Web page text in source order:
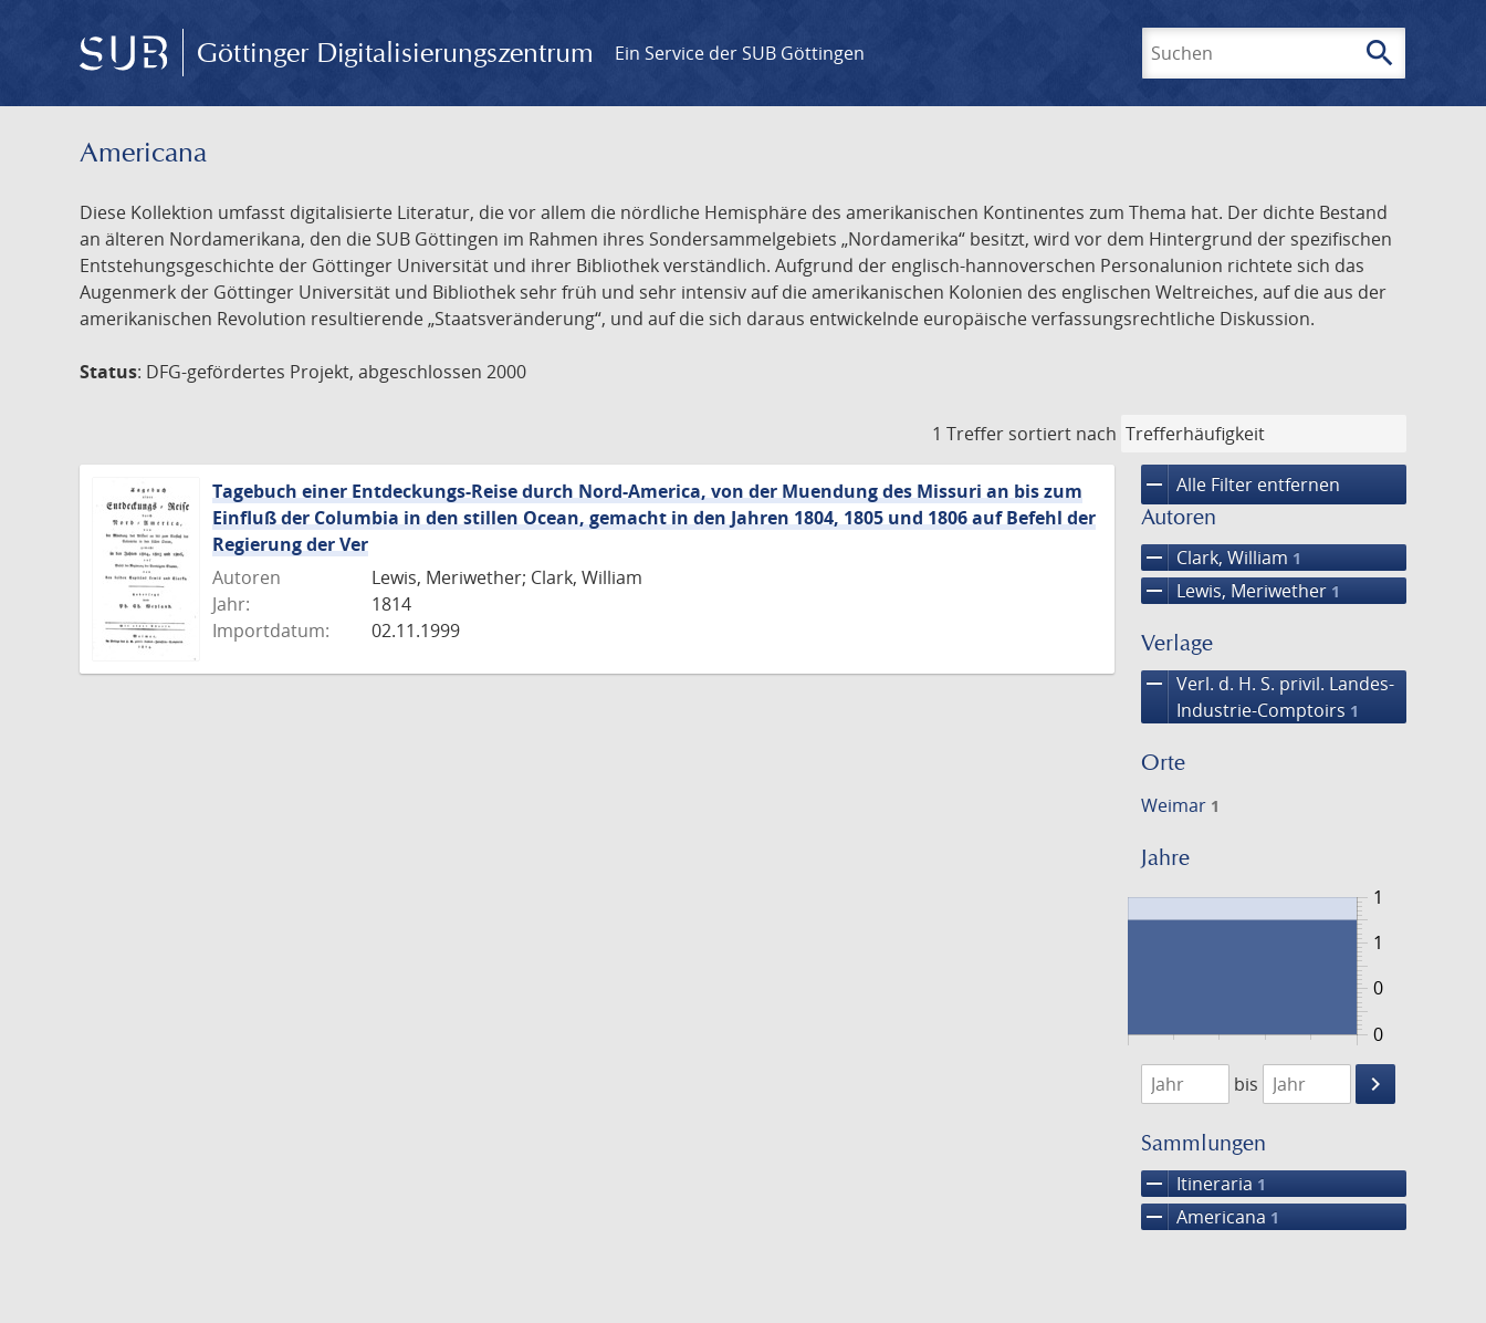
Göttinger Digitalisierungszentrum Ein Service der SUB Göttingen search
Americana
Diese Kollektion umfasst digitalisierte Literatur, die vor allem die nördliche Hemisphäre des amerikanischen Kontinentes zum Thema hat. Der dichte Bestand
an älteren Nordamerikana, den die SUB Göttingen im Rahmen ihres Sondersammelgebiets „Nordamerika“ besitzt, wird vor dem Hintergrund der spezifischen
Entstehungsgeschichte der Göttinger Universität und ihrer Bibliothek verständlich. Aufgrund der englisch-hannoverschen Personalunion richtete sich das
Augenmerk der Göttinger Universität und Bibliothek sehr früh und sehr intensiv auf die amerikanischen Kolonien des englischen Weltreiches, auf die aus der
amerikanischen Revolution resultierende „Staatsveränderung“, und auf die sich daraus entwickelnde europäische verfassungsrechtliche Diskussion.
Status: DFG-gefördertes Projekt, abgeschlossen 2000
1 Treffer sortiert nach
remove Alle Filter entfernen
Autoren
remove Clark, William 1
remove Lewis, Meriwether 1
Verlage
remove Verl. d. H. S. privil. Landes-
Industrie-Comptoirs 1
Orte
Weimar 1
Jahre
0
1
0
1
1814
1815
bis
keyboard_arrow_right
Suche
Sammlungen
remove Itineraria 1
remove Americana 1
Tagebuch einer Entdeckungs-Reise durch Nord-America, von der Muendung des Missuri an bis zum
Einfluß der Columbia in den stillen Ocean, gemacht in den Jahren 1804, 1805 und 1806 auf Befehl der
Regierung der Ver
Autoren
Lewis, Meriwether; Clark, William
Jahr:
1814
Importdatum:
02.11.1999